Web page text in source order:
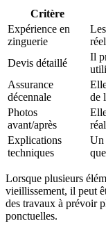
Critère
Expérience en
zinguerie
Devis détaillé
Il
Assurance
décennale
de
Photos
avant/après
Explications
techniques
Un
Lorsque plusieurs
vieillissement, il peut
des travaux à prévoir
ponctuelles.